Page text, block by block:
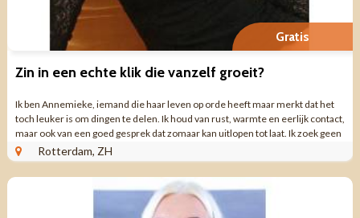
Gratis
Zin in een echte klik die vanzelf groeit?
Ik ben Annemieke, iemand die haar leven op orde heeft maar merkt dat het
toch leuker is om dingen te delen. Ik houd van rust, warmte en eerlijk contact,
maar ook van een goed gesprek dat zomaar kan uitlopen tot laat. Ik zoek geen
haast, ...Rotterdam, ZH